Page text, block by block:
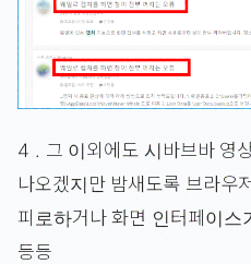
4 . 그 이외에도 시바브바 영
나오겠지만 밤새도록 브라우
피로하거나 화면 인터페이스
등등